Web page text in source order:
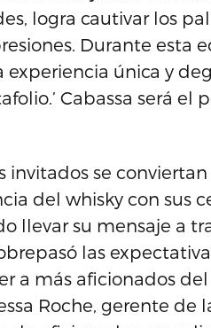
logra cautivar los
Durante esta
única y
Cabassa será
invitados se
del whisky con sus
llevar su mensaje a
las
a más aficionados
Roche, gerente de